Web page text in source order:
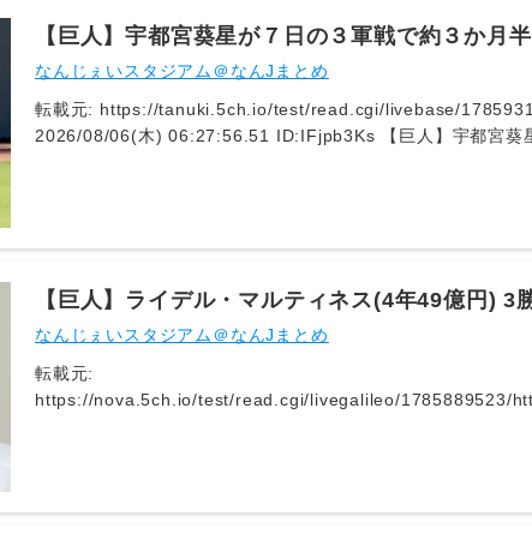
【巨人】宇都宮葵星が７日の３軍戦で約３か月
うに」
なんじぇいスタジアム＠なんJまとめ
転載元: https://tanuki.5ch.io/test/read.cgi/livebase/
2026/08/06(木) 06:27:56.51 ID:IFjpb3Ks 【巨人】宇都宮葵
【巨人】ライデル・マルティネス(4年49億円)
なんじぇいスタジアム＠なんJまとめ
転載元:
https://nova.5ch.io/test/read.cgi/livegalileo/1785889523/
2026/08/05(水) 09:27:49.32 ID:vAYC2WCQ0 5年15億で一